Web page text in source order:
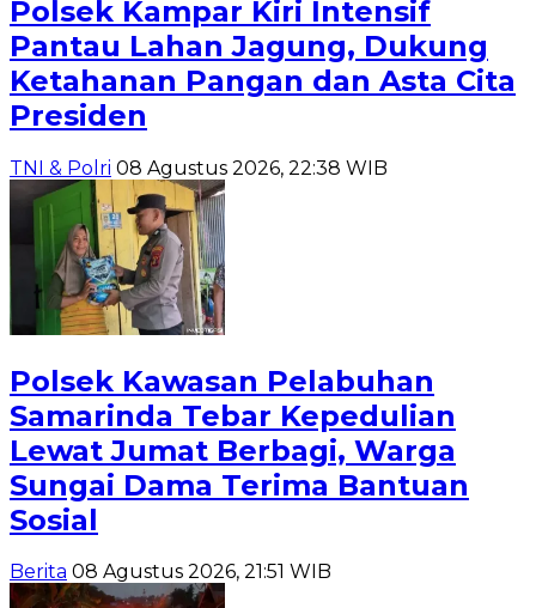
Polsek Kampar Kiri Intensif
Pantau Lahan Jagung, Dukung
Ketahanan Pangan dan Asta Cita
Presiden
TNI & Polri 08 Agustus 2026, 22:38 WIB
Polsek Kawasan Pelabuhan
Samarinda Tebar Kepedulian
Lewat Jumat Berbagi, Warga
Sungai Dama Terima Bantuan
Sosial
Berita 08 Agustus 2026, 21:51 WIB